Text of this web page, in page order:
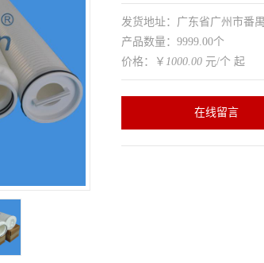
发货地址：广东省广州市番
产品数量：9999.00个
价格：￥ 1000.00 元/个 起
在线留言